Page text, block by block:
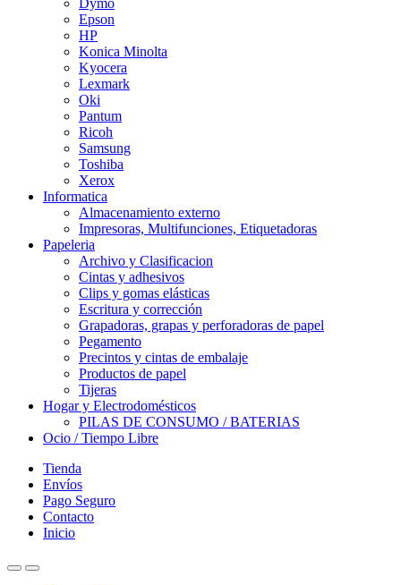
Dymo
Epson
HP
Konica Minolta
Kyocera
Lexmark
Oki
Pantum
Ricoh
Samsung
Toshiba
Xerox
Informatica
Almacenamiento externo
Impresoras, Multifunciones, Etiquetadoras
Papeleria
Archivo y Clasificacion
Cintas y adhesivos
Clips y gomas elásticas
Escritura y corrección
Grapadoras, grapas y perforadoras de papel
Pegamento
Precintos y cintas de embalaje
Productos de papel
Tijeras
Hogar y Electrodomésticos
PILAS DE CONSUMO / BATERIAS
Ocio / Tiempo Libre
Tienda
Envíos
Pago Seguro
Contacto
Inicio